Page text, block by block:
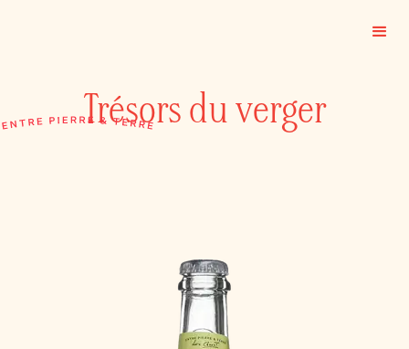
Trésors du verger